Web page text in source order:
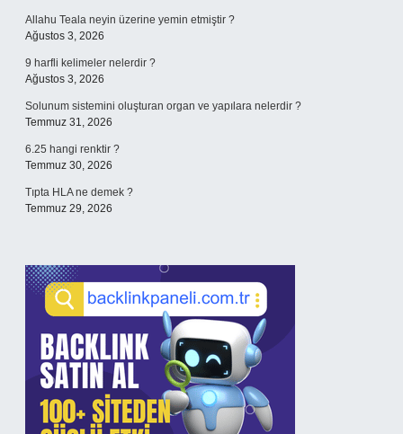
Allahu Teala neyin üzerine yemin etmiştir ?
Ağustos 3, 2026
9 harfli kelimeler nelerdir ?
Ağustos 3, 2026
Solunum sistemini oluşturan organ ve yapılara nelerdir ?
Temmuz 31, 2026
6.25 hangi renktir ?
Temmuz 30, 2026
Tıpta HLA ne demek ?
Temmuz 29, 2026